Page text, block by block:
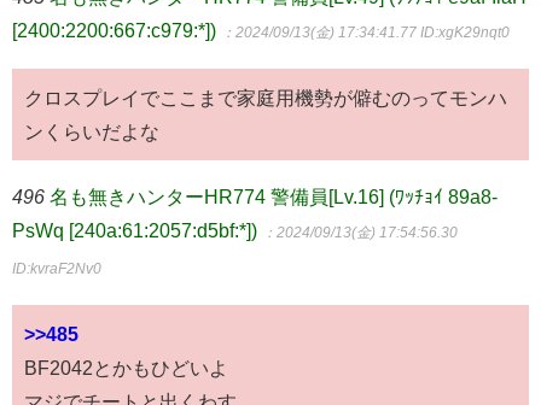
[2400:2200:667:c979:*])
：2024/09/13(金) 17:34:41.77 ID:xgK29nqt0
クロスプレイでここまで家庭用機勢が僻むのってモンハ
ンくらいだよな
496 名も無きハンターHR774 警備員[Lv.16] (ﾜｯﾁｮｲ 89a8-
PsWq [240a:61:2057:d5bf:*])
：2024/09/13(金) 17:54:56.30
ID:kvraF2Nv0
>>485
BF2042とかもひどいよ
マジでチートと出くわす